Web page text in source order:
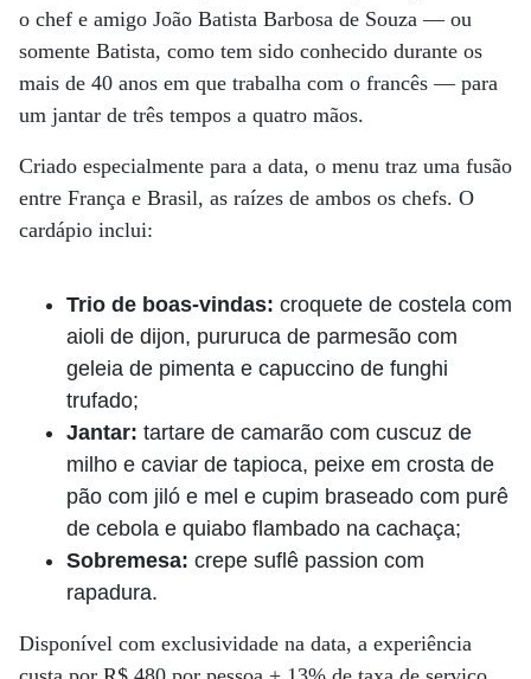
o chef e amigo João Batista Barbosa de Souza — ou
somente Batista, como tem sido conhecido durante os
mais de 40 anos em que trabalha com o francês — para
um jantar de três tempos a quatro mãos.
Criado especialmente para a data, o menu traz uma fusão
entre França e Brasil, as raízes de ambos os chefs. O
cardápio inclui:
Trio de boas-vindas: croquete de costela com
aioli de dijon, pururuca de parmesão com
geleia de pimenta e capuccino de funghi
trufado;
Jantar: tartare de camarão com cuscuz de
milho e caviar de tapioca, peixe em crosta de
pão com jiló e mel e cupim braseado com purê
de cebola e quiabo flambado na cachaça;
Sobremesa: crepe suflê passion com
rapadura.
Disponível com exclusividade na data, a experiência